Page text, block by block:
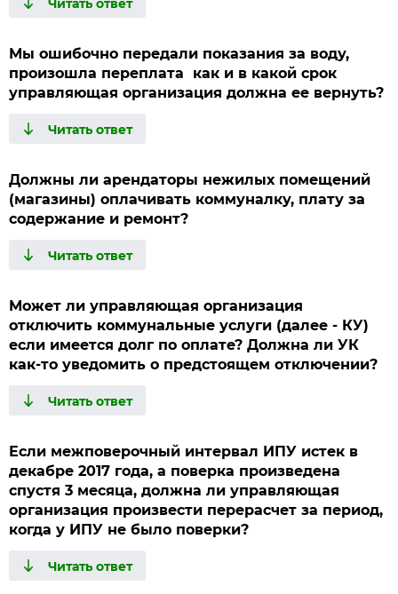
Мы ошибочно передали показания за воду,
произошла переплата как и в какой срок
управляющая организация должна ее вернуть?
Должны ли арендаторы нежилых помещений
(магазины) оплачивать коммуналку, плату за
содержание и ремонт?
Может ли управляющая организация
отключить коммунальные услуги (далее - КУ)
если имеется долг по оплате? Должна ли УК
как-то уведомить о предстоящем отключении?
Если межповерочный интервал ИПУ истек в
декабре 2017 года, а поверка произведена
спустя 3 месяца, должна ли управляющая
организация произвести перерасчет за период,
когда у ИПУ не было поверки?